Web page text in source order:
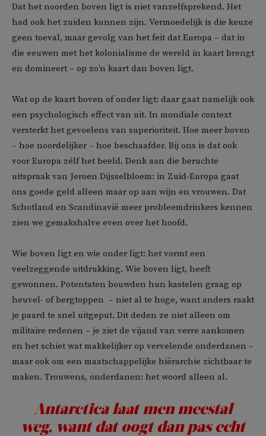
Dat het noorden boven ligt is niet vanzelfsprekend. Het
had ook het zuiden kunnen zijn. Vermoedelijk is die keuze
geen toeval, maar gevolg van het feit dat Europa – dat in
die eeuwen met het kolonialisme de wereld in kaart brengt
en domineert – op zo’n kaart dan boven ligt.
Wat op de kaart boven of onder ligt: daar gaat namelijk ook
een psychologisch effect van uit. In mondiale context
versterkt het gevoelens van superioriteit. Hoe meer boven
– hoe noordelijker – hoe beschaafder. Bij ons is dat ook
voor Europa zélf het beeld. Denk aan die beruchte
uitspraak van Jeroen Dijsselbloem: in Zuid-Europa gaat
ons goede geld alleen maar op aan wijn en vrouwen. Dat
Schotland en Scandinavië meer probleemdrinkers kennen
zien we gemakshalve even over het hoofd.
Wie boven ligt en wie onder ligt: het vormt een
veelzeggende uitdrukking. Wie boven ligt, heeft
gewonnen. Potentaten bouwden hun kastelen graag op
heuvel- of bergtoppen – niet al te hoge, want anders raakt
je paard te snel uitgeput. Dit deden ze niet alleen om
militaire redenen – je ziet de vijand van verre aankomen
en het schiet wat makkelijker op vervelende onderdanen –
maar ook om een maatschappelijke hiërarchie zichtbaar te
maken. Trouwens, onderdanen: het woord alleen al.
Antarctica laat men meestal
weg, want dat oogt dan pas echt